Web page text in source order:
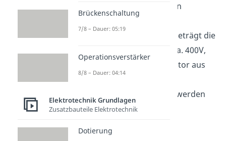
in
Sternschaltungan. Im
europäischen Stromnetz beträgt die
Zwischenleiterspannung ca. 400V,
das bedeutet, dass der Motor aus
obigen Beispiel nur ist
Sternschaltung betrieben werden
darf.
Brückenschaltung
7/8 – Dauer: 05:19
Operationsverstärker
8/8 – Dauer: 04:14
Elektrotechnik Grundlagen
Zusatzbauteile Elektrotechnik
Dotierung